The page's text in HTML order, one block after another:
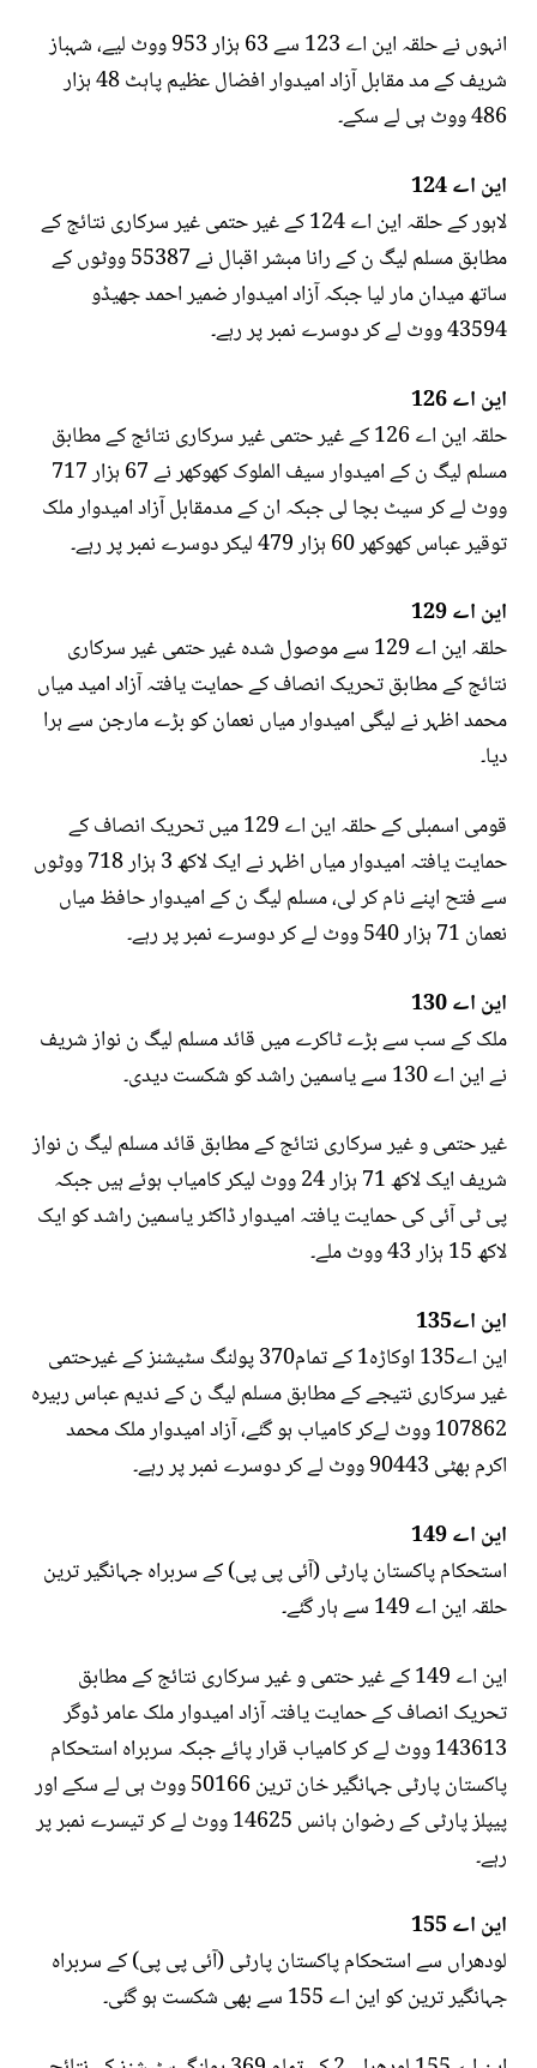
انہوں نے حلقہ این اے 123 سے 63 ہزار 953 ووٹ لیے، شہباز
شریف کے مد مقابل آزاد امیدوار افضال عظیم پاہٹ 48 ہزار
486 ووٹ ہی لے سکے۔
این اے 124
لاہور کے حلقہ این اے 124 کے غیر حتمی غیر سرکاری نتائج کے
مطابق مسلم لیگ ن کے رانا مبشر اقبال نے 55387 ووٹوں کے
ساتھ میدان مار لیا جبکہ آزاد امیدوار ضمیر احمد جھیڈو
43594 ووٹ لے کر دوسرے نمبر پر رہے۔
این اے 126
حلقہ این اے 126 کے غیر حتمی غیر سرکاری نتائج کے مطابق
مسلم لیگ ن کے امیدوار سیف الملوک کھوکھر نے 67 ہزار 717
ووٹ لے کر سیٹ بچا لی جبکہ ان کے مدمقابل آزاد امیدوار ملک
توقیر عباس کھوکھر 60 ہزار 479 لیکر دوسرے نمبر پر رہے۔
این اے 129
حلقہ این اے 129 سے موصول شدہ غیر حتمی غیر سرکاری
نتائج کے مطابق تحریک انصاف کے حمایت یافتہ آزاد امید میاں
محمد اظہر نے لیگی امیدوار میاں نعمان کو بڑے مارجن سے ہرا
دیا۔
قومی اسمبلی کے حلقہ این اے 129 میں تحریک انصاف کے
حمایت یافتہ امیدوار میاں اظہر نے ایک لاکھ 3 ہزار 718 ووٹوں
سے فتح اپنے نام کر لی، مسلم لیگ ن کے امیدوار حافظ میاں
نعمان 71 ہزار 540 ووٹ لے کر دوسرے نمبر پر رہے۔
این اے 130
ملک کے سب سے بڑے ٹاکرے میں قائد مسلم لیگ ن نواز شریف
نے این اے 130 سے یاسمین راشد کو شکست دیدی۔
غیر حتمی و غیر سرکاری نتائج کے مطابق قائد مسلم لیگ ن نواز
شریف ایک لاکھ 71 ہزار 24 ووٹ لیکر کامیاب ہوئے ہیں جبکہ
پی ٹی آئی کی حمایت یافتہ امیدوار ڈاکٹر یاسمین راشد کو ایک
لاکھ 15 ہزار 43 ووٹ ملے۔
این اے135
این اے135 اوکاڑہ1 کے تمام370 پولنگ سٹیشنز کے غیرحتمی
غیر سرکاری نتیجے کے مطابق مسلم ليگ ن کے ندیم عباس ربیرہ
107862 ووٹ لےکر کامیاب ہو گئے، آزاد امیدوار ملک محمد
اکرم بھٹی 90443 ووٹ لے کر دوسرے نمبر پر رہے۔
این اے 149
استحکام پاکستان پارٹی (آئی پی پی) کے سربراہ جہانگیر ترین
حلقہ این اے 149 سے ہار گئے۔
این اے 149 کے غیر حتمی و غیر سرکاری نتائج کے مطابق
تحریک انصاف کے حمایت یافتہ آزاد امیدوار ملک عامر ڈوگر
143613 ووٹ لے کر کامیاب قرار پائے جبکہ سربراہ استحکام
پاکستان پارٹی جہانگیر خان ترین 50166 ووٹ ہی لے سکے اور
پیپلز پارٹی کے رضوان ہانس 14625 ووٹ لے کر تیسرے نمبر پر
رہے۔
این اے 155
لودھراں سے استحکام پاکستان پارٹی (آئی پی پی) کے سربراہ
جہانگیر ترین کو این اے 155 سے بھی شکست ہو گئی۔